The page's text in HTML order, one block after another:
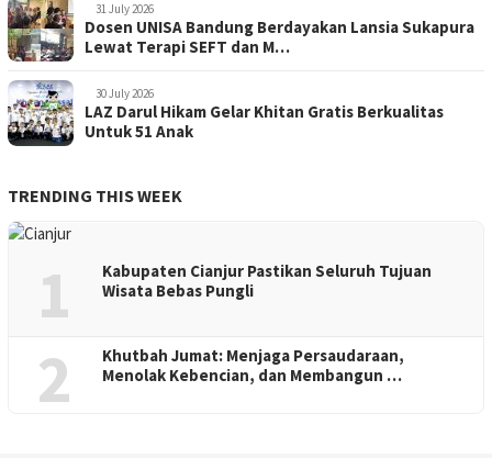
31 July 2026
Dosen UNISA Bandung Berdayakan Lansia Sukapura
Lewat Terapi SEFT dan M…
30 July 2026
LAZ Darul Hikam Gelar Khitan Gratis Berkualitas
Untuk 51 Anak
TRENDING THIS WEEK
1
Kabupaten Cianjur Pastikan Seluruh Tujuan
Wisata Bebas Pungli
2
Khutbah Jumat: Menjaga Persaudaraan,
Menolak Kebencian, dan Membangun …